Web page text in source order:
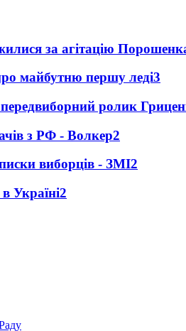
за агітацію
майбутню першу леді3
ролик
з РФ - Волкер2
виборців - ЗМІ2
Україні2